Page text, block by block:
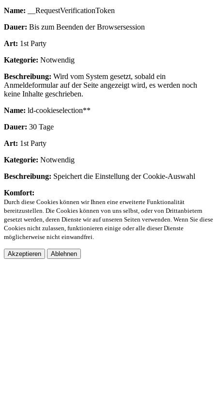
Name: __RequestVerificationToken
Dauer: Bis zum Beenden der Browsersession
Art: 1st Party
Kategorie: Notwendig
Beschreibung: Wird vom System gesetzt, sobald ein
Anmeldeformular auf der Seite angezeigt wird, es werden noch
keine Inhalte geschrieben.
Name: ld-cookieselection**
Dauer: 30 Tage
Art: 1st Party
Kategorie: Notwendig
Beschreibung: Speichert die Einstellung der Cookie-Auswahl
Komfort:
Durch diese Cookies können wir Ihnen eine erweiterte Funktionalität
bereitzustellen. Die Cookies können von uns selbst, oder von Drittanbietern
gesetzt werden, deren Dienste wir auf unseren Seiten verwenden. Wenn Sie diese
Cookies nicht zulassen, funktionieren einige oder alle dieser Dienste
möglicherweise nicht einwandfrei.
Akzeptieren Ablehnen